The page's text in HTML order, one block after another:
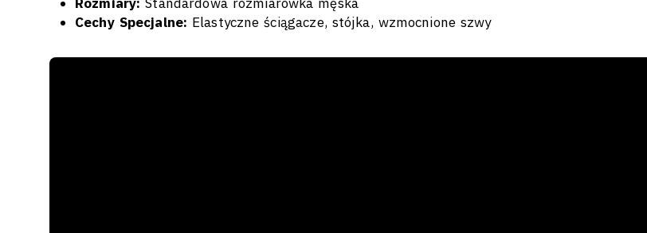
Cechy Specjalne: Elastyczne ściągacze, stójka, wzmocnione szwy